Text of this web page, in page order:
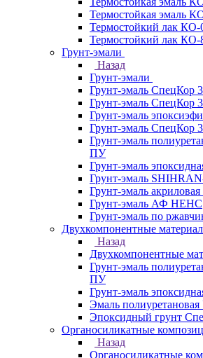
Термостойкая эмаль
Термостойкий лак КО-
Термостойкий лак КО-
Грунт-эмали
Назад
Грунт-эмали
Грунт-эмаль СпецКор
Грунт-эмаль СпецКор
Грунт-эмаль
Грунт-эмаль СпецКор
Грунт-эмаль
ПУ
Грунт-эмаль
Грунт-эмаль
Грунт-эмаль
Грунт-эмаль АФ НЕНС
Грунт-эмаль по
Двухкомпонентные
Назад
Двухкомпонентные
Грунт-эмаль
ПУ
Грунт-эмаль
Эмаль
Эпоксидный грунт
Органосиликатные
Назад
Органосиликатные